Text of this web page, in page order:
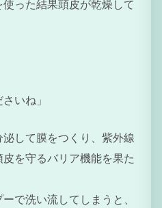
った結果頭皮が乾燥して
いね」
して膜をつくり、紫外線
を守るバリア機能を果た
で洗い流してしまうと、